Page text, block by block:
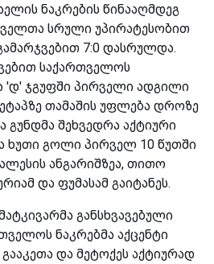
ნაკრების წინააღმდეგ
სრული უპირატესობით
7:0 დასრულდა.
საქართველოს
'დ' ჯგუფში პირველი ადგილი
თამაშის უფლება დროზე
გუნდმა შეხვედრა აქტიური
ხუთი გოლი პირველ 10 წუთში
ანგარიშზეა, თითო
და ფუმასამ გაიტანეს.
განსხვავებული
ნაკრებმა აქცენტი
და მეტოქეს აქტიურად